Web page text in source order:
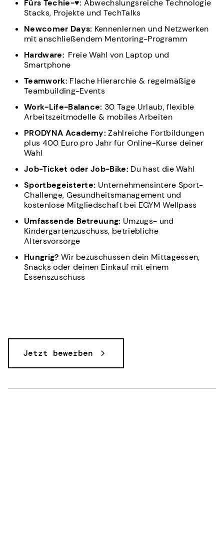
Fürs Techie-♥: Abwechslungsreiche Technologie
Stacks, Projekte und TechTalks
Newcomer Days: Kennenlernen und Netzwerken
mit anschließendem Mentoring-Programm
Hardware: Freie Wahl von Laptop und
Smartphone
Teamwork: Flache Hierarchie & regelmäßige
Teambuilding-Events
Work-Life-Balance: 30 Tage Urlaub, flexible
Arbeitszeitmodelle & mobiles Arbeiten
PRODYNA Academy: Zahlreiche Fortbildungen
plus 400 Euro pro Jahr für Online-Kurse deiner
Wahl
Job-Ticket oder Job-Bike: Du hast die Wahl
Sportbegeisterte: Unternehmensintere Sport-
Challenge, Gesundheitsmanagement und
kostenlose Mitgliedschaft bei EGYM Wellpass
Umfassende Betreuung: Umzugs- und
Kindergartenzuschuss, betriebliche
Altersvorsorge
Hungrig? Wir bezuschussen dein Mittagessen,
Snacks oder deinen Einkauf mit einem
Essenszuschuss
Jetzt bewerben